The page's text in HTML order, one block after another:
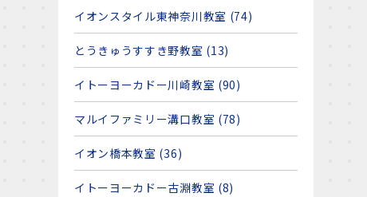
イオンスタイル東神奈川教室 (74)
とうきゅうすすき野教室 (13)
イトーヨーカドー川崎教室 (90)
マルイファミリー溝口教室 (78)
イオン橋本教室 (36)
イトーヨーカドー古淵教室 (8)